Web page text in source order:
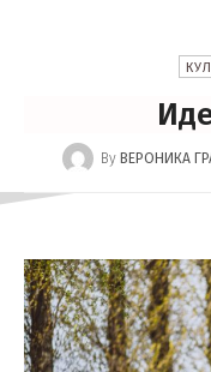
By ВЕРОНИКА